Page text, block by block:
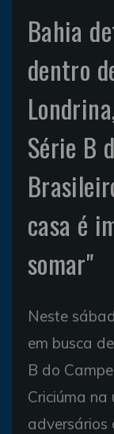
Bahia
dentro
Série B
casa é
somar"
Neste
em busca
B do
Criciúma
adversários